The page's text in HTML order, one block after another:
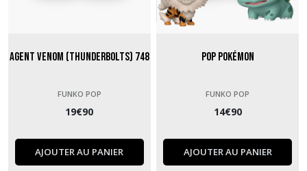
Agent Venom (Thunderbolts) 748
FUNKO POP
19€90
AJOUTER AU PANIER
Pop Pokémon
FUNKO POP
14€90
AJOUTER AU PANIER